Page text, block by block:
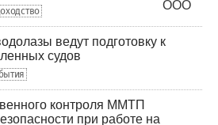
ведут подготовку к
судов
контроля ММТП
при работе на